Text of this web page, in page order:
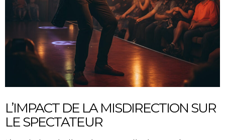
L’IMPACT DE LA MISDIRECTION SUR
LE SPECTATEUR